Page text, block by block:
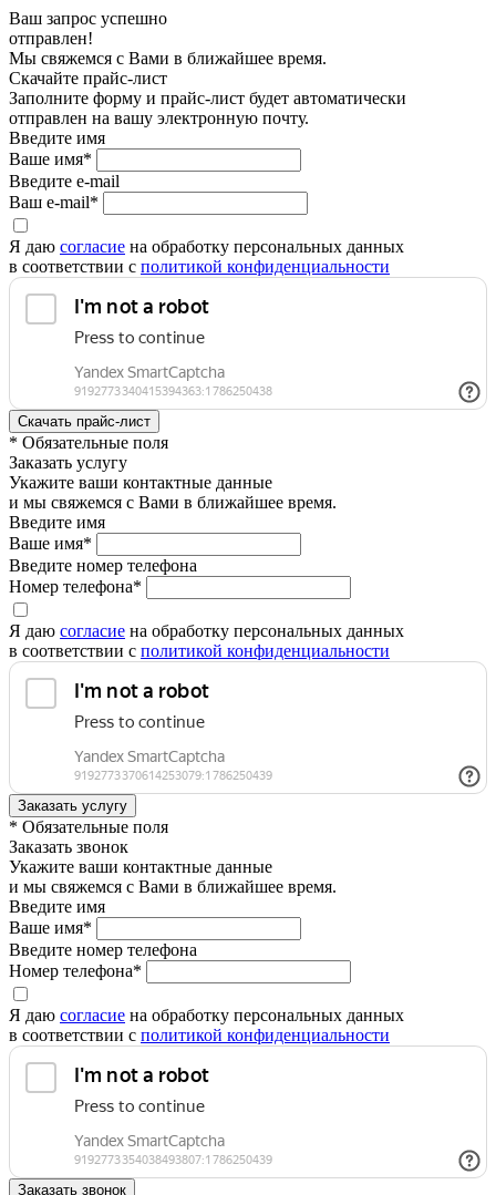
Ваш запрос успешно
отправлен!
Мы свяжемся с Вами в ближайшее время.
Скачайте прайс-лист
Заполните форму и прайс-лист будет автоматически
отправлен на вашу электронную почту.
Введите имя
Ваше имя*
Введите e-mail
Ваш e-mail*
Я даю согласие на обработку персональных данных
в соответствии с политикой конфиденциальности
* Обязательные поля
Заказать услугу
Укажите ваши контактные данные
и мы свяжемся с Вами в ближайшее время.
Введите имя
Ваше имя*
Введите номер телефона
Номер телефона*
Я даю согласие на обработку персональных данных
в соответствии с политикой конфиденциальности
* Обязательные поля
Заказать звонок
Укажите ваши контактные данные
и мы свяжемся с Вами в ближайшее время.
Введите имя
Ваше имя*
Введите номер телефона
Номер телефона*
Я даю согласие на обработку персональных данных
в соответствии с политикой конфиденциальности